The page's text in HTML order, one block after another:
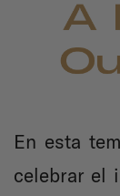
En esta
celebrar el